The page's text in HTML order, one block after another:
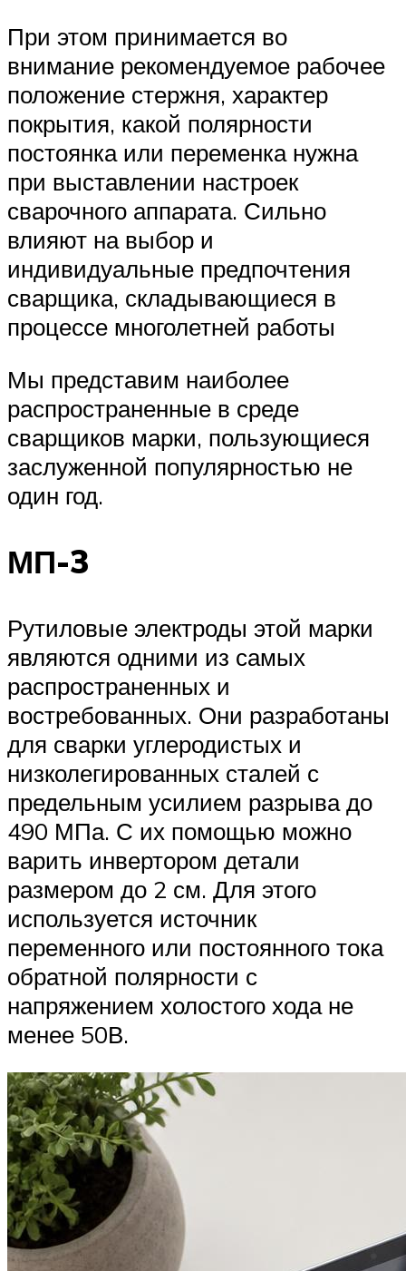
При этом принимается во
внимание рекомендуемое рабочее
положение стержня, характер
покрытия, какой полярности
постоянка или переменка нужна
при выставлении настроек
сварочного аппарата. Сильно
влияют на выбор и
индивидуальные предпочтения
сварщика, складывающиеся в
процессе многолетней работы
Мы представим наиболее
распространенные в среде
сварщиков марки, пользующиеся
заслуженной популярностью не
один год.
МП-3
Рутиловые электроды этой марки
являются одними из самых
распространенных и
востребованных. Они разработаны
для сварки углеродистых и
низколегированных сталей с
предельным усилием разрыва до
490 МПа. С их помощью можно
варить инвертором детали
размером до 2 см. Для этого
используется источник
переменного или постоянного тока
обратной полярности с
напряжением холостого хода не
менее 50В.